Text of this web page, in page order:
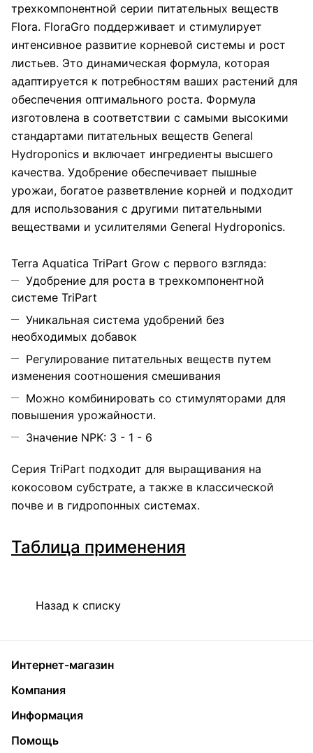
трехкомпонентной серии питательных веществ
Flora. FloraGro поддерживает и стимулирует
интенсивное развитие корневой системы и рост
листьев. Это динамическая формула, которая
адаптируется к потребностям ваших растений для
обеспечения оптимального роста. Формула
изготовлена в соответствии с самыми высокими
стандартами питательных веществ General
Hydroponics и включает ингредиенты высшего
качества. Удобрение обеспечивает пышные
урожаи, богатое разветвление корней и подходит
для использования с другими питательными
веществами и усилителями General Hydroponics.
Terra Aquatica TriPart Grow с первого взгляда:
Удобрение для роста в трехкомпонентной
системе TriPart
Уникальная система удобрений без
необходимых добавок
Регулирование питательных веществ путем
изменения соотношения смешивания
Можно комбинировать со стимуляторами для
повышения урожайности.
Значение NPK: 3 - 1 - 6
Серия TriPart подходит для выращивания на
кокосовом субстрате, а также в классической
почве и в гидропонных системах.
Таблица применения
Назад к списку
Интернет-магазин
Компания
Информация
Помощь